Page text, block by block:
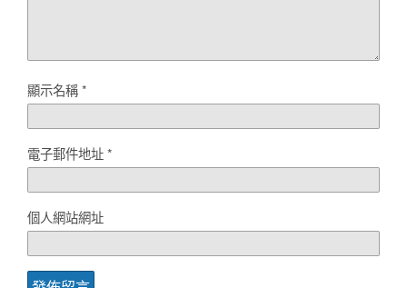
顯示名稱*
電子郵件地址*
個人網站網址